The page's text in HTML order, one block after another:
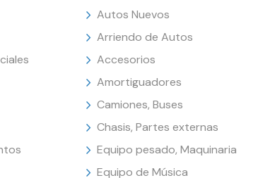
Autos Nuevos
Arriendo de Autos
Accesorios
Amortiguadores
Camiones, Buses
Chasis, Partes externas
Equipo pesado, Maquinaria
Equipo de Música